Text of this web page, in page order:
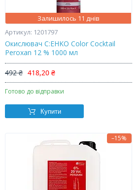
Залишилось 11 днів
1201797
Окислювач C:EHKO Color Cocktail
Peroxan 12 % 1000 мл
492 ₴ 418,20 ₴
Готово до відправки
Купити
–15%